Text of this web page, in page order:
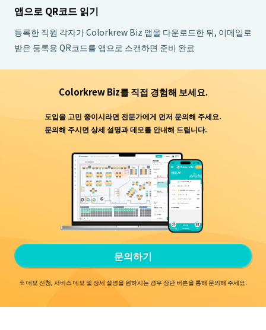
앱으로 QR코드 읽기
등록한 직원 각자가 Colorkrew Biz 앱을 다운로드한 뒤, 이메일로
받은 등록용 QR코드를 앱으로 스캔하면 준비 완료
Colorkrew Biz를 직접 경험해 보세요.
도입을 고민 중이시라면 전문가에게 먼저 문의해 주세요.
문의해 주시면 상세 설명과 데모를 안내해 드립니다.
문의하기
※ 데모 신청, 서비스 데모 및 상세 설명을 원하시는 경우상단 버튼을 통해 문의해 주세요.